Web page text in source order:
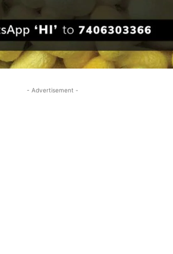
- Advertisement -